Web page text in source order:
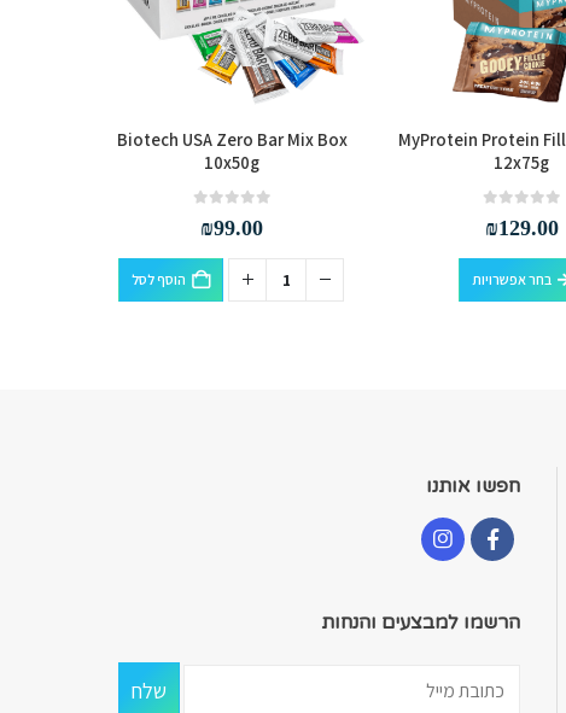
MyProtein Protein
12x75g
₪129.00
בחר אפשרויות
למוצר זה יש מספר סוגים. ניתן לבחור את האפשרויות בעמוד המוצר
Biotech USA Zero Bar Mix Box
10x50g
₪99.00
הוסף לסל
חפשו אותנו
הרשמו למבצעים והנחות